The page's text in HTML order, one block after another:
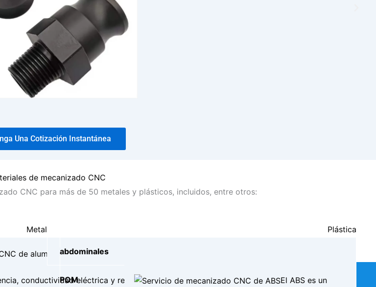
Una Cotización Instantánea
de mecanizado CNC
CNC para más de 50 metales y plásticos, incluidos, entre otros:
Metal Plástica
conductividad eléctrica y resistencia a la
abdominales
POM
El ABS es un